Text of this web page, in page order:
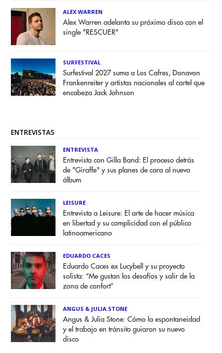
ALEX WARREN
Alex Warren adelanta su próximo disco con el
single "RESCUER"
SURFESTIVAL
Surfestival 2027 suma a Los Cafres, Donavon
Frankenreiter y artistas nacionales al cartel que
encabeza Jack Johnson
ENTREVISTAS
ENTREVISTA
Entrevista con Gilla Band: El proceso detrás
de "Giraffe" y sus planes de cara al nuevo
álbum
LEISURE
Entrevista a Leisure: El arte de hacer música
en libertad y su complicidad con el público
latinoamericano
EDUARDO CACES
Eduardo Caces ex Lucybell y su proyecto
solista: “Me gustan los desafíos y salir de la
zona de confort”
ANGUS & JULIA STONE
Angus & Julia Stone: Cómo la espontaneidad
y el trabajo en tránsito guiaron su nuevo
disco